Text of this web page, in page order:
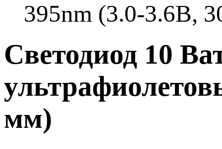
395nm (3.0-3.6В,
Светодиод 10
мм)